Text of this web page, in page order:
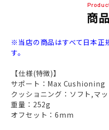
商
※当店の商品はすべて日本正
す。
【仕様(特徴)】
サポート：Max Cushioning
クッショニング：ソフト,マ
重量：252g
オフセット：6mm